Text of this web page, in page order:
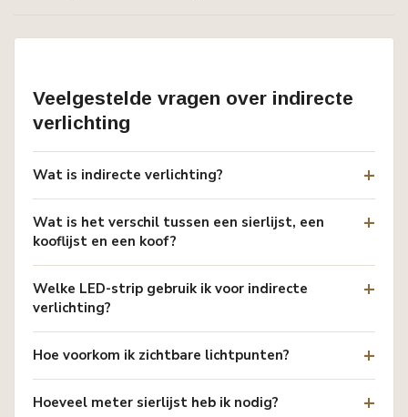
Veelgestelde vragen over indirecte
verlichting
Wat is indirecte verlichting?
Wat is het verschil tussen een sierlijst, een
kooflijst en een koof?
Welke LED-strip gebruik ik voor indirecte
verlichting?
Hoe voorkom ik zichtbare lichtpunten?
Hoeveel meter sierlijst heb ik nodig?